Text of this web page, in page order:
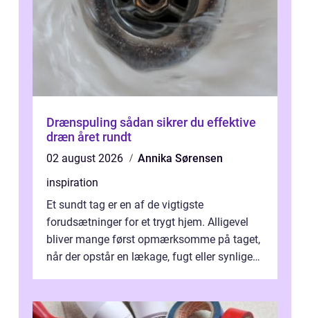
Drænspuling sådan sikrer du effektive
dræn året rundt
02 august 2026
Annika Sørensen
inspiration
Et sundt tag er en af de vigtigste
forudsætninger for et trygt hjem. Alligevel
bliver mange først opmærksomme på taget,
når der opstår en lækage, fugt eller synlige